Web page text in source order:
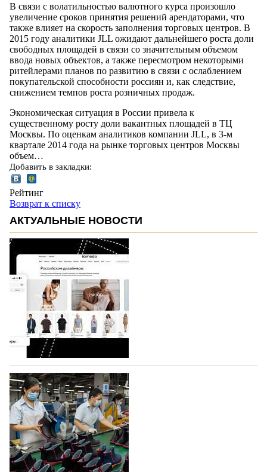
В связи с волатильностью валютного курса произошло
увеличение сроков принятия решений арендаторами, что
также влияет на скорость заполнения торговых центров. В
2015 году аналитики JLL ожидают дальнейшего роста доли
свободных площадей в связи со значительным объемом
ввода новых объектов, а также пересмотром некоторыми
ритейлерами планов по развитию в связи с ослаблением
покупательской способности россиян и, как следствие,
снижением темпов роста розничных продаж.
Экономическая ситуация в России привела к
существенному росту доли вакантных площадей в ТЦ
Москвы. По оценкам аналитиков компании JLL, в 3-м
квартале 2014 года на рынке торговых центров Москвы
объем…
Добавить в закладки:
Рейтинг
Возврат к списку
АКТУАЛЬНЫЕ НОВОСТИ
На платформе Lamoda - новый раздел и
условия продвижения локальных
дизайнерских марок
Российский маркетплейс Lamoda решил обновить
раздел для продажи продукции локальных